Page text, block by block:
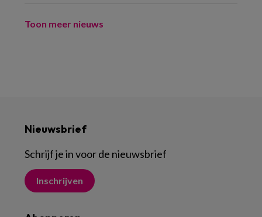
Toon meer nieuws
Nieuwsbrief
Schrijf je in voor de nieuwsbrief
Inschrijven